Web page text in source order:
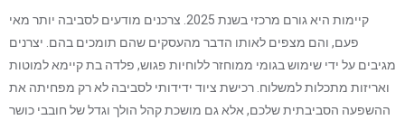
קיימות היא גורם מרכזי בשנת 2025. צרכנים מודעים לסביבה יותר מאי
פעם, והם מצפים לאותו הדבר מהעסקים שהם תומכים בהם. יצרנים
מגיבים על ידי שימוש בגומי ממוחזר ללוחיות פגוש, פלדה בת קיימא למוטות
ואריזות מתכלות למשלוח. רכישת ציוד ידידותי לסביבה לא רק מפחיתה את
ההשפעה הסביבתית שלכם, אלא גם מושכת קהל הולך וגדל של חובבי כושר